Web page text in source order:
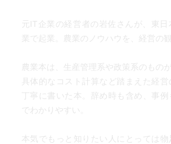
元IT企業の経営者の岩佐さんが、東日
業で起業。農業のノウハウを、経営の
農業本は、生産管理系や政策系のもの
具体的なコスト計算など踏まえた経
丁寧に書いた本。辞め時も含め、事
でわかりやすい。
本気でもっと知りたい人にとっては物